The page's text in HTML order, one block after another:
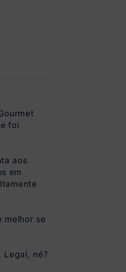
foi
aos
em
melhor se
Legal, né?